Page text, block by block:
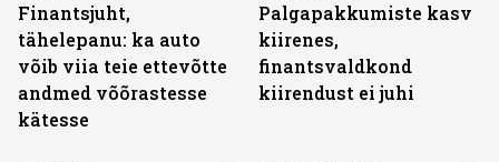
Finantsjuht,
tähelepanu: ka auto
võib viia teie ettevõtte
andmed võõrastesse
kätesse
Palgapakkumiste kasv
kiirenes,
finantsvaldkond
kiirendust ei juhi